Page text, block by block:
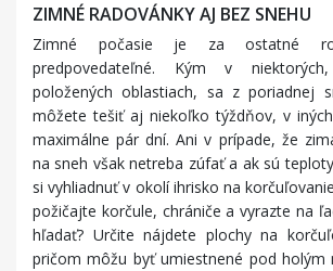
ZIMNÉ RADOVÁNKY AJ BEZ SNEHU
Zimné počasie je za ostatné
predpovedateľné. Kým v
položených oblastiach, sa z poriadnej
môžete tešiť aj niekoľko týždňov, v
maximálne pár dní. Ani v prípade, že
na sneh však netreba zúfať a ak sú
si vyhliadnuť v okolí ihrisko na
požičajte korčule, chrániče a vyrazte na
hľadať? Určite nájdete plochy na
pričom môžu byť umiestnené pod holým